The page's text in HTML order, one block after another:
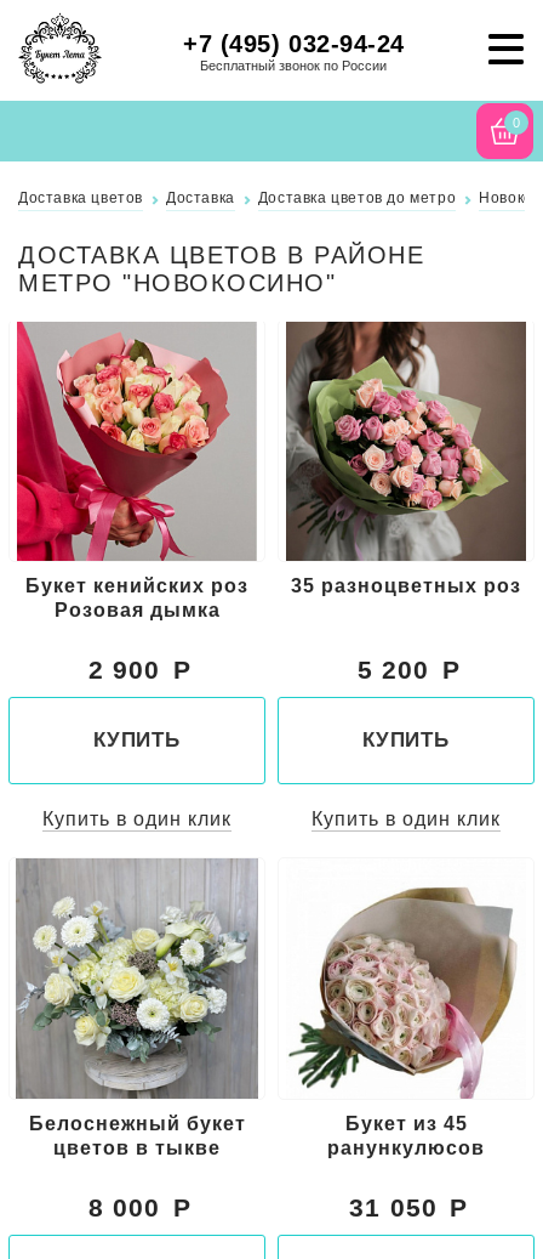
+7 (495) 032-94-24
Бесплатный звонок по России
0
Доставка цветов Доставка Доставка цветов до метро
ДОСТАВКА ЦВЕТОВ В РАЙОНЕ
МЕТРО "НОВОКОСИНО"
Букет кенийских роз
Розовая дымка
2 900
КУПИТЬ
Купить в один клик
35 разноцветных роз
5 200
КУПИТЬ
Купить в один клик
Белоснежный букет
цветов в тыкве
8 000
Букет из 45
ранункулюсов
31 050